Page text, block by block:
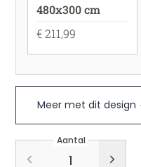
480x300 cm
€ 211,99
Meer met dit design
Aantal